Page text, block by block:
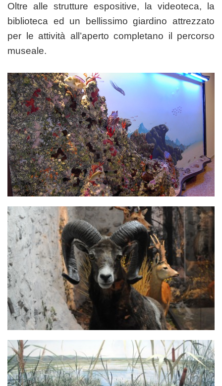
Oltre alle strutture espositive, la videoteca, la
biblioteca ed un bellissimo giardino attrezzato
per le attività all’aperto completano il percorso
museale.